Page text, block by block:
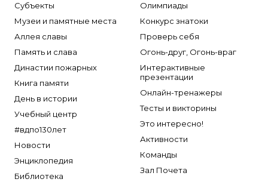
Субъекты
Музеи и памятные места
Аллея славы
Память и слава
Династии пожарных
Книга памяти
День в истории
Учебный центр
#вдпо130лет
Новости
Энциклопедия
Библиотека
Олимпиады
Конкурс знатоки
Проверь себя
Огонь-друг, Огонь-враг
Интерактивные
презентации
Онлайн-тренажеры
Тесты и викторины
Это интересно!
Активности
Команды
Зал Почета